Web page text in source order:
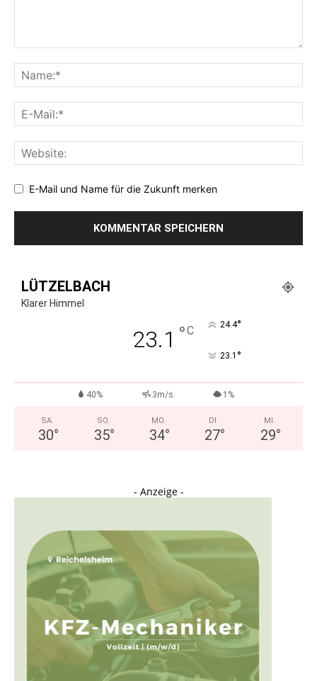
E-Mail und Name für die Zukunft merken
LÜTZELBACH
Klarer Himmel
23.1 °C 24.4°
23.1 °
40% 3m/s 1%
SA.
30°
SO.
35°
MO.
34°
DI.
27°
MI.
29°
- Anzeige -